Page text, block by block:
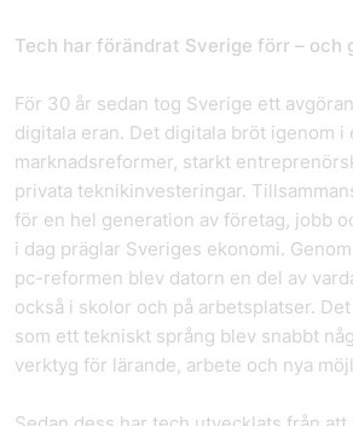
Tech har förändrat Sverige förr – och
För 30 år sedan tog Sverige ett
digitala eran. Det digitala bröt igenom i
marknadsreformer, starkt
privata teknikinvesteringar.
för en hel generation av företag, jobb
i dag präglar Sveriges ekonomi.
pc-reformen blev datorn en del av
också i skolor och på arbetsplatser.
som ett tekniskt språng blev snabbt
verktyg för lärande, arbete och nya